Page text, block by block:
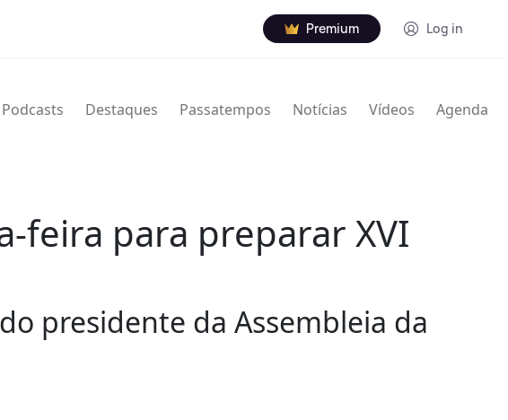
Premium Log in
Podcasts Destaques Passatempos Notícias Vídeos Agenda
feira para preparar XVI
presidente da Assembleia da